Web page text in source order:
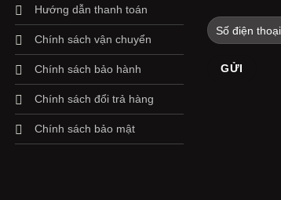
Hướng dẫn thanh toán
Chính sách vận chuyển
Chính sách bảo hành
Chính sách đổi trả hàng
Chính sách bảo mật